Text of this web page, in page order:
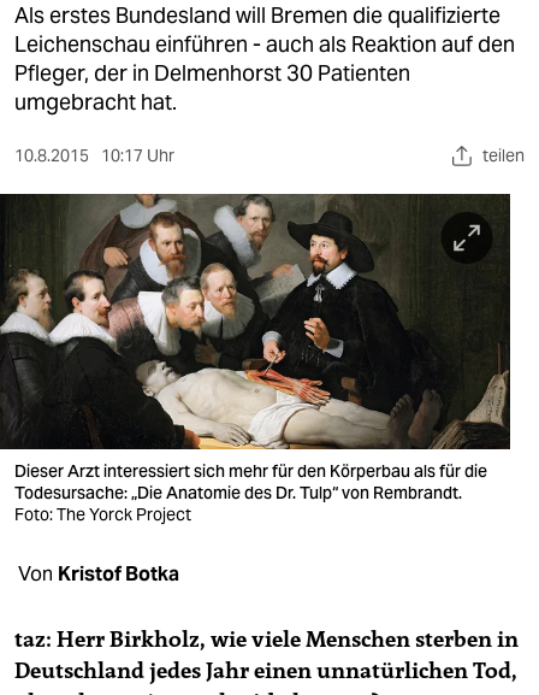
gesellschaft
kultur
berlin
nord
wahrheit
verlag
verlag
veranstaltungen
shop
unterstützen
abo
genossenschaft
Als erstes Bundesland will Bremen die qualifizierte
Leichenschau einführen - auch als Reaktion auf den
Pfleger, der in Delmenhorst 30 Patienten
umgebracht hat.
10.8.2015 10:17 Uhr teilen
Dieser Arzt interessiert sich mehr für den Körperbau als für die
Todesursache: „Die Anatomie des Dr. Tulp“ von Rembrandt.
Foto: The Yorck Project
Von Kristof Botka
taz: Herr Birkholz, wie viele Menschen sterben in
Deutschland jedes Jahr einen unnatürlichen Tod,